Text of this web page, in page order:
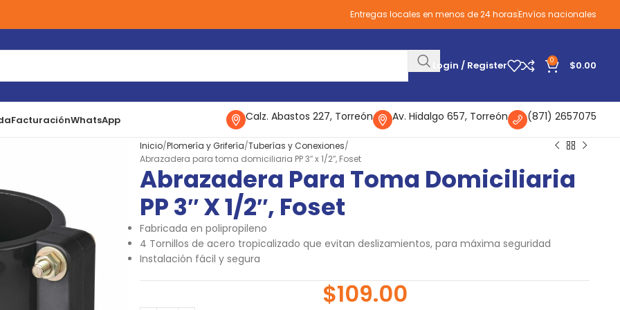
Entregas locales en menos de 24 horasEnvíos nacionales
Login / Register 0 $0.00
FacturaciónWhatsApp Calz. Abastos 227, Torreón Av. Hidalgo 657, Torreón (871) 2657075
Inicio Plomería y Grifería Tuberías y Conexiones
Abrazadera para toma domiciliaria PP 3″ x 1/2″, Foset
Abrazadera Para Toma Domiciliaria
PP 3″ X 1/2″, Foset
Fabricada en polipropileno
4 Tornillos de acero tropicalizado que evitan deslizamientos, para máxima seguridad
Instalación fácil y segura
$109.00